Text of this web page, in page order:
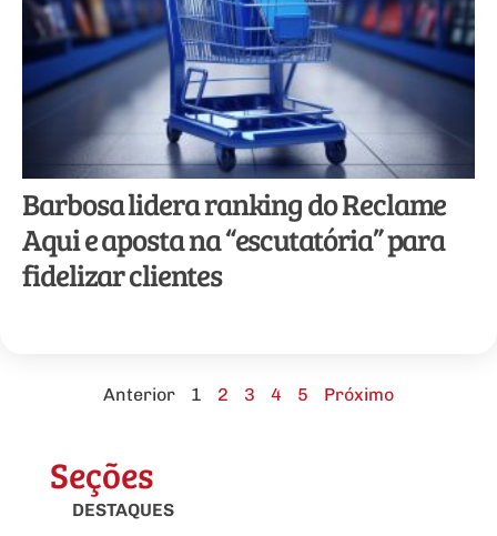
Barbosa lidera ranking do Reclame
Aqui e aposta na “escutatória” para
fidelizar clientes
Anterior 1 2 3 4 5 Próximo
Seções
DESTAQUES